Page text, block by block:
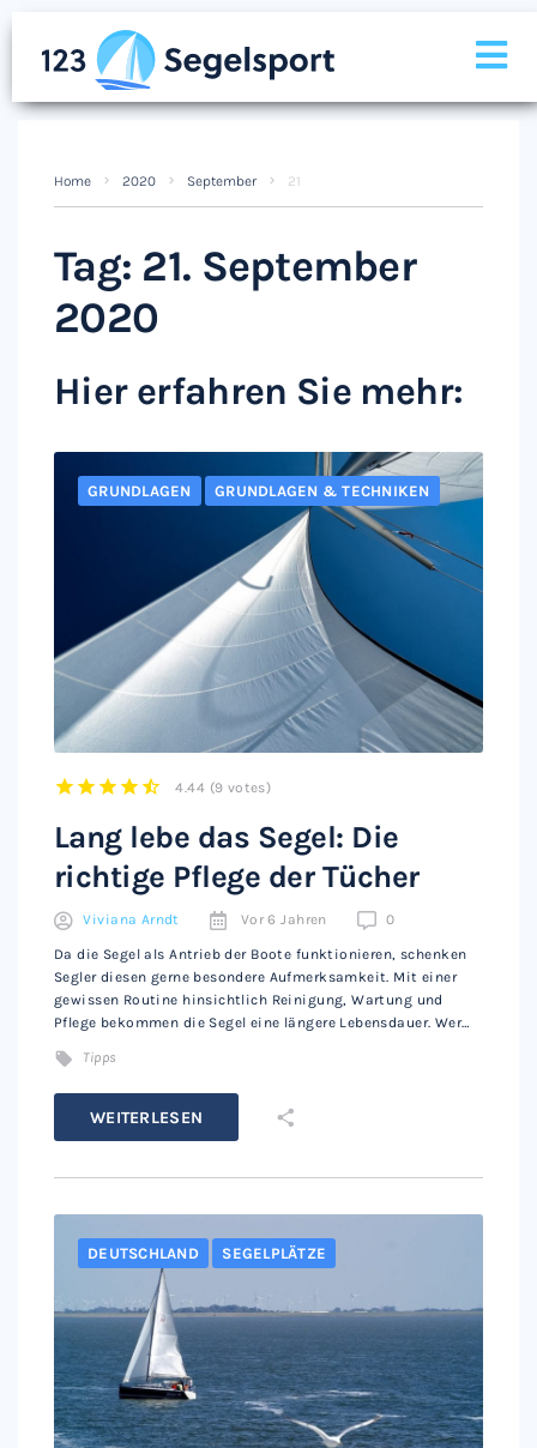
Home 2020 September 21
Tag: 21. September
2020
Hier erfahren Sie mehr:
GRUNDLAGEN GRUNDLAGEN & TECHNIKEN
4.44 (9 votes)
Lang lebe das Segel: Die
richtige Pflege der Tücher
Viviana Arndt Vor 6 Jahren 0
Da die Segel als Antrieb der Boote funktionieren, schenken
Segler diesen gerne besondere Aufmerksamkeit. Mit einer
gewissen Routine hinsichtlich Reinigung, Wartung und
Pflege bekommen die Segel eine längere Lebensdauer. Wer…
Tipps
WEITERLESEN
DEUTSCHLAND SEGELPLÄTZE